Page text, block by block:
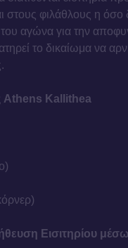
στους φιλάθλους η
του αγώνα για την
το δικαίωμα να
Athens Kallithea
Εισιτηρίου